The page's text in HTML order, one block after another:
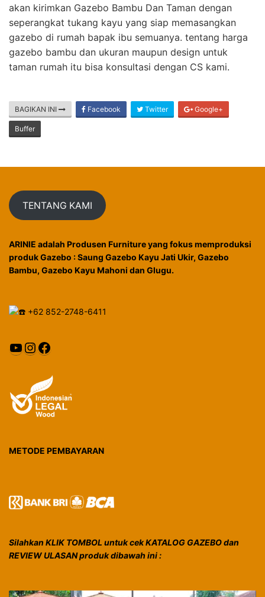
akan kirimkan Gazebo Bambu Dan Taman dengan
seperangkat tukang kayu yang siap memasangkan
gazebo di rumah bapak ibu semuanya. tentang harga
gazebo bambu dan ukuran maupun design untuk
taman rumah itu bisa konsultasi dengan CS kami.
BAGIKAN INI Facebook Twitter Google+
Buffer
TENTANG KAMI
ARINIE adalah Produsen Furniture yang fokus memproduksi
produk Gazebo : Saung Gazebo Kayu Jati Ukir, Gazebo
Bambu, Gazebo Kayu Mahoni dan Glugu.
+62 852-2748-6411
YouTube
Instagram
Facebook
METODE PEMBAYARAN
Silahkan KLIK TOMBOL untuk cek KATALOG GAZEBO dan
REVIEW ULASAN produk dibawah ini :